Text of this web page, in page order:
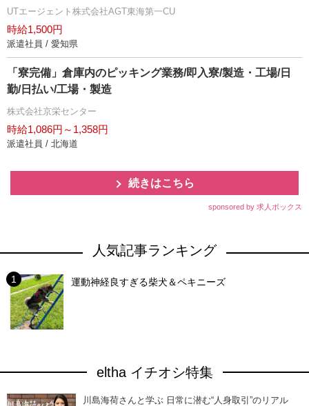
UTエージェント株式会社AGT東海第一CU
時給1,500円
派遣社員 / 愛知県
「寮完備」倉庫内のピッキング業務/即入寮/製造・工場/日
勤/日払い/工場・製造
株式会社京栄センター
時給1,086円～1,358円
派遣社員 / 北海道
続きはこちら
sponsored by 求人ボックス
人気記事ランキング
運動神経良すぎる柴犬＆ペキニーズ
eltha イチオシ特集
川島海荷さんと学ぶ 日常に潜む“人身取引”のリアル